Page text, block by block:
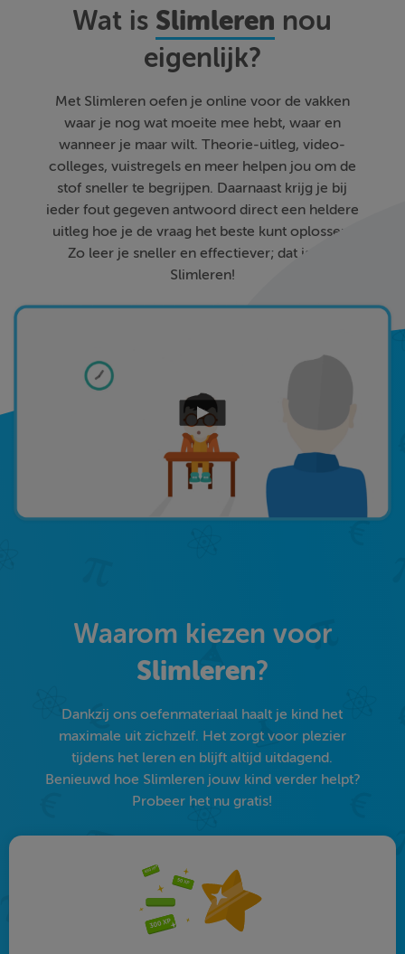
Wat is Slimleren nou
eigenlijk?
Met Slimleren oefen je online voor de vakken
waar je nog wat moeite mee hebt, waar en
wanneer je maar wilt. Theorie-uitleg, video-
colleges, vuistregels en meer helpen jou om de
stof sneller te begrijpen. Daarnaast krijg je bij
ieder fout gegeven antwoord direct een heldere
uitleg hoe je de vraag het beste kunt oplossen.
Zo leer je sneller en effectiever; dat is pas
Slimleren!
Waarom kiezen voor
Slimleren?
Dankzij ons oefenmateriaal haalt je kind het
maximale uit zichzelf. Het zorgt voor plezier
tijdens het leren en blijft altijd uitdagend.
Benieuwd hoe Slimleren jouw kind verder helpt?
Probeer het nu gratis!